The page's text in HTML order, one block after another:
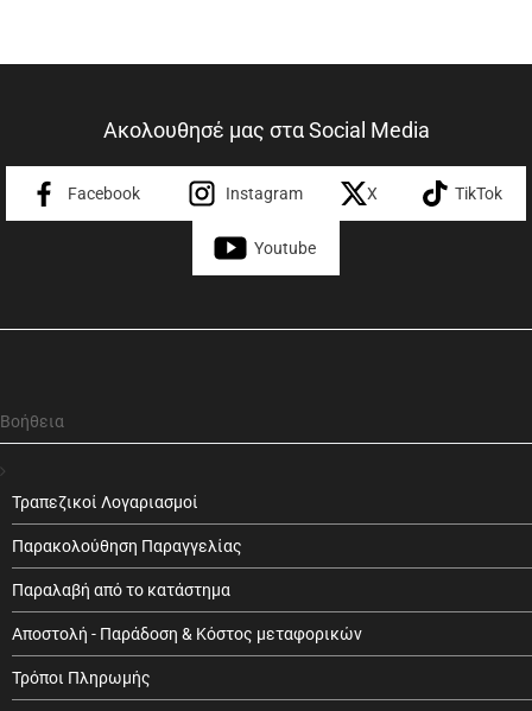
Ακολουθησέ μας στα Social Media
Facebook Instagram X TikTok
Youtube
Βοήθεια
Τραπεζικοί Λογαριασμοί
Παρακολούθηση Παραγγελίας
Παραλαβή από το κατάστημα
Αποστολή - Παράδοση & Κόστος μεταφορικών
Τρόποι Πληρωμής